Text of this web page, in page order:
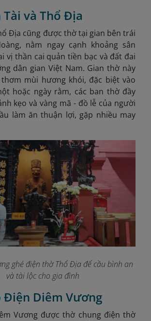
Tài và Thổ Địa
Địa cũng được thờ tại gian bên trái
nằm ngay cạnh khoảng sân
vị thần cai quản tiền bạc và đất đai
dân gian Việt Nam. Gian thờ này
mùi hương khói, đặc biệt vào
hoặc ngày rằm, các ban thờ đầy
kẹo và vàng mã - đồ lễ của người
làm ăn thuận lợi, gặp nhiều may
ghé điện thờ Thổ Địa để cầu bình an
và tài lộc cho gia đình
Điện Diêm Vương
Vương được thờ chung điện thờ